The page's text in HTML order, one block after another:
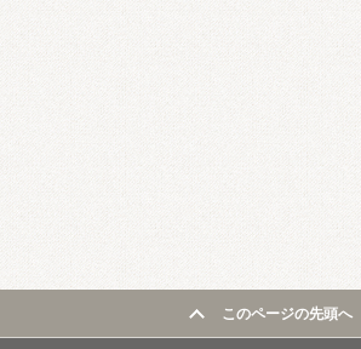
このページの先頭へ